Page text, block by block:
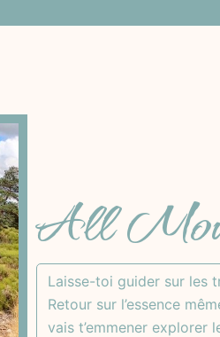
All
Laisse-toi guider sur les
Retour sur l’essence
vais t’emmener explorer